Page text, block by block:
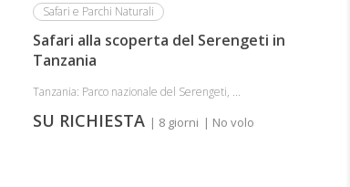
Safari e Parchi Naturali
Safari alla scoperta del Serengeti in
Tanzania
Tanzania: Parco nazionale del Serengeti, ...
SU RICHIESTA | 8 giorni | No volo